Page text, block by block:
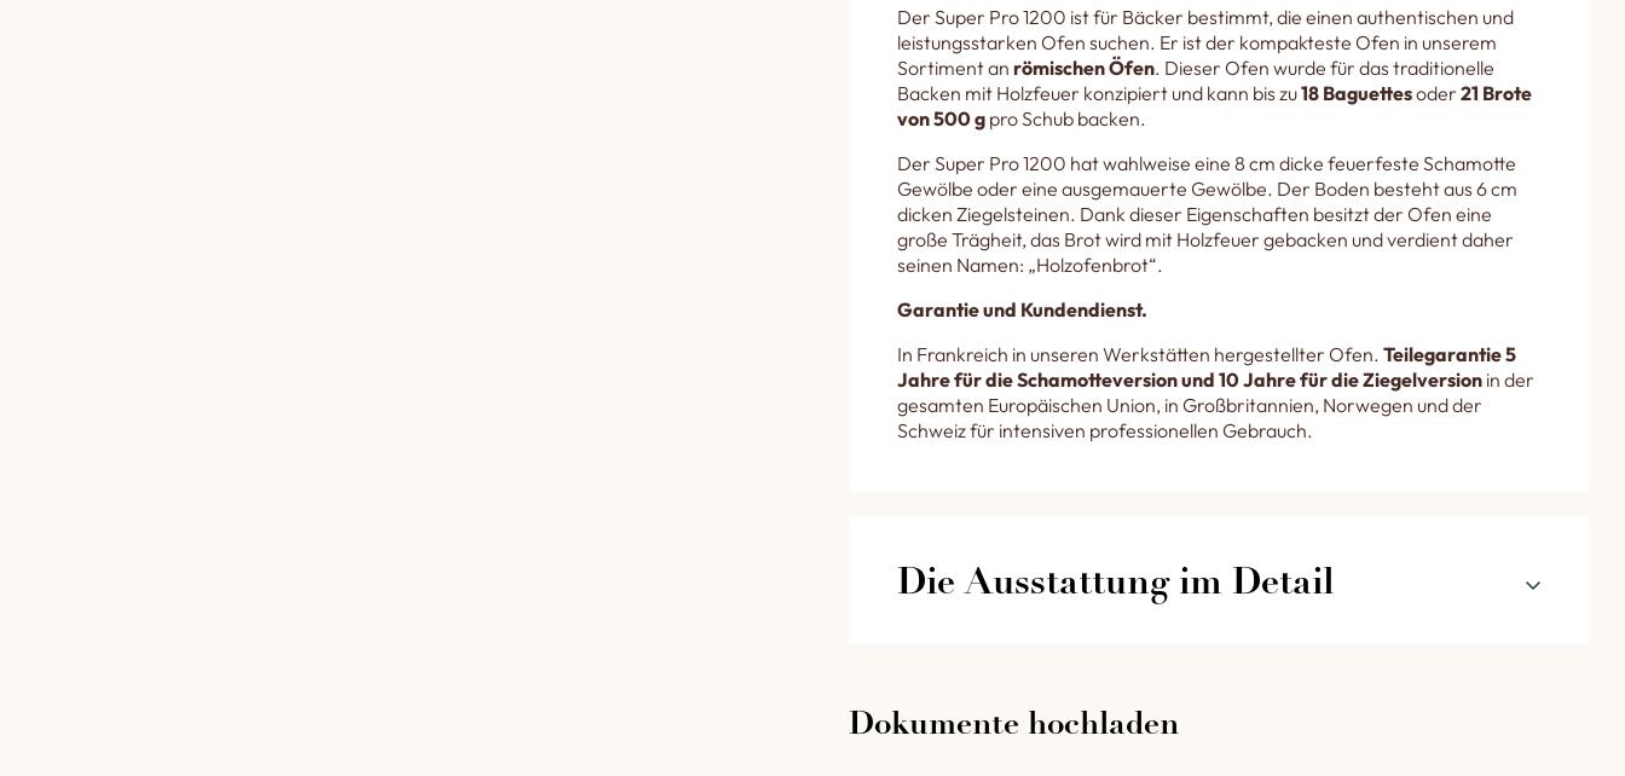
Der Super Pro 1200 ist für Bäcker bestimmt, die einen authentischen und
leistungsstarken Ofen suchen. Er ist der kompakteste Ofen in unserem
Sortiment an römischen Öfen. Dieser Ofen wurde für das traditionelle
Backen mit Holzfeuer konzipiert und kann bis zu18 Baguettesoder 21 Brote
von 500 g pro Schub backen.
Der Super Pro 1200 hat wahlweise eine 8 cm dicke feuerfeste Schamotte
Gewölbe oder eine ausgemauerte Gewölbe. Der Boden besteht aus 6 cm
dicken Ziegelsteinen. Dank dieser Eigenschaften besitzt der Ofen eine
große Trägheit, das Brot wird mit Holzfeuer gebacken und verdient daher
seinen Namen: „Holzofenbrot“.
Garantie und Kundendienst.
In Frankreich in unseren Werkstätten hergestellter Ofen. Teilegarantie 5
Jahre für die Schamotteversion und 10 Jahre für die Ziegelversion in der
gesamten Europäischen Union, in Großbritannien, Norwegen und der
Schweiz für intensiven professionellen Gebrauch.
Die Ausstattung im Detail
Eine 50 cm breite, zweiflügelige Tür aus Gusseisen.
Dokumente hochladen